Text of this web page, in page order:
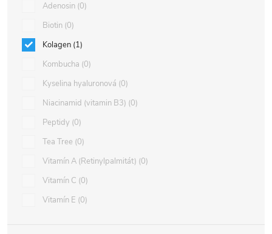
Adenosin 0
Biotin 0
Kolagen 1
Kombucha 0
Kyselina hyaluronová 0
Niacinamid (vitamin B3) 0
Peptidy 0
Tea Tree 0
Vitamín A (Retinylpalmitát) 0
Vitamín C 0
Vitamín E 0